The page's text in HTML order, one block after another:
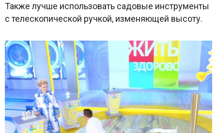
Также лучше использовать садовые инструменты
с телескопической ручкой, изменяющей высоту.